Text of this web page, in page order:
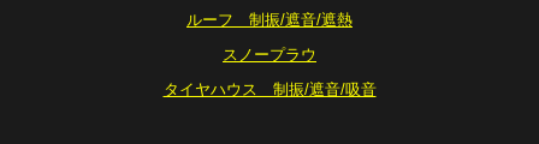
ルーフ 制振/遮音/遮熱
スノープラウ
タイヤハウス 制振/遮音/吸音